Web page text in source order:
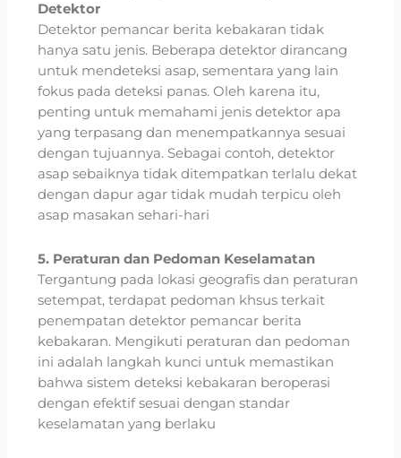
Detektor
Detektor pemancar berita kebakaran tidak
hanya satu jenis. Beberapa detektor dirancang
untuk mendeteksi asap, sementara yang lain
fokus pada deteksi panas. Oleh karena itu,
penting untuk memahami jenis detektor apa
yang terpasang dan menempatkannya sesuai
dengan tujuannya. Sebagai contoh, detektor
asap sebaiknya tidak ditempatkan terlalu dekat
dengan dapur agar tidak mudah terpicu oleh
asap masakan sehari-hari
5. Peraturan dan Pedoman Keselamatan
Tergantung pada lokasi geografis dan peraturan
setempat, terdapat pedoman khsus terkait
penempatan detektor pemancar berita
kebakaran. Mengikuti peraturan dan pedoman
ini adalah langkah kunci untuk memastikan
bahwa sistem deteksi kebakaran beroperasi
dengan efektif sesuai dengan standar
keselamatan yang berlaku